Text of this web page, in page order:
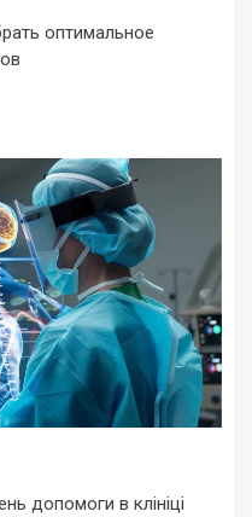
оптимальное
допомоги в клініці